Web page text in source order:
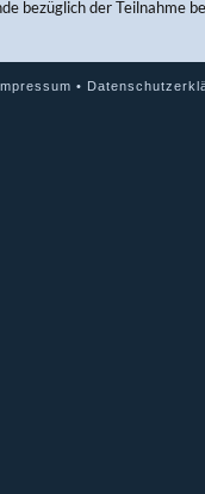
bezüglich der Teilnahme
Impressum •